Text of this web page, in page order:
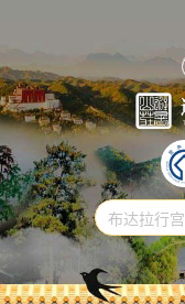
布达拉行宫